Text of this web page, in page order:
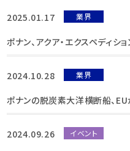
2025.01.17 業界
ポナン、アクア・エクスペディシ
2024.10.28 業界
ポナンの脱炭素大洋横断船、
2024.09.26 イベント